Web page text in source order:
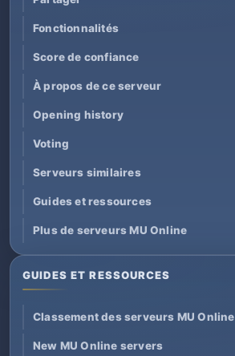
Fonctionnalités
Score de confiance
À propos de ce serveur
Opening history
Voting
Serveurs similaires
Guides et ressources
Plus de serveurs MU Online
GUIDES ET RESSOURCES
Classement des serveurs MU Online
New MU Online servers